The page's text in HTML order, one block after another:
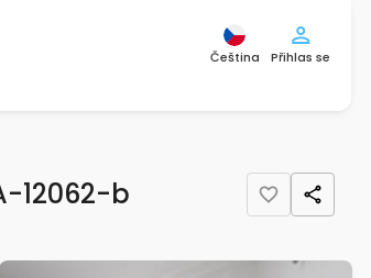
Čeština Přihlas se
12062-b